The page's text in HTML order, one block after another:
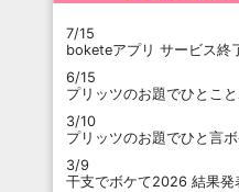
7/15
boketeアプリ サービス終
6/15
プリッツのお題でひとこ
3/10
プリッツのお題でひと言
3/9
干支でボケて2026 結果発